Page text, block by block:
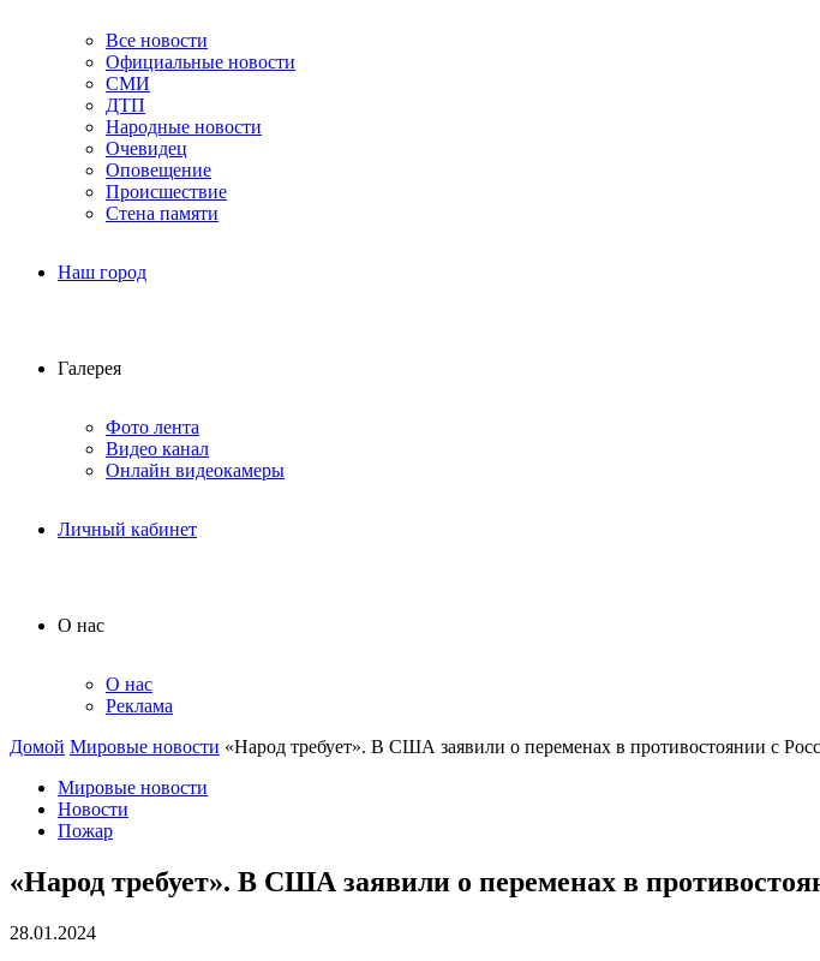
Все новости
Официальные новости
СМИ
ДТП
Народные новости
Очевидец
Оповещение
Происшествие
Стена памяти
Наш город
Галерея
Фото лента
Видео канал
Онлайн видеокамеры
Личный кабинет
О нас
О нас
Реклама
Домой Мировые новости «Народ требует». В США заявили о переменах в противостоянии с
Мировые новости
Новости
Пожар
«Народ требует». В США заявили о переменах в
28.01.2024